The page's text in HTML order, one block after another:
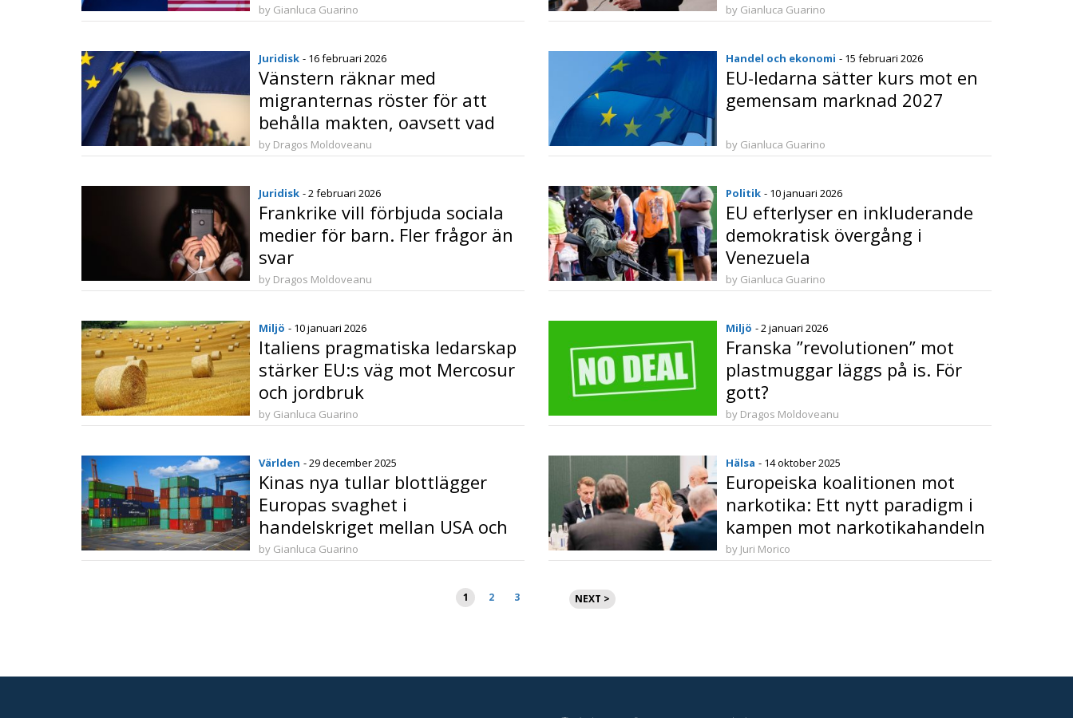
by Gianluca Guarino by Gianluca Guarino
Juridisk - 16 februari 2026
Vänstern räknar med
migranternas röster för att
behålla makten, oavsett vad
som händer
by Dragos Moldoveanu
Handel och ekonomi - 15 februari 2026
EU-ledarna sätter kurs mot en
gemensam marknad 2027
by Gianluca Guarino
Juridisk - 2 februari 2026
Frankrike vill förbjuda sociala
medier för barn. Fler frågor än
svar
by Dragos Moldoveanu
Politik - 10 januari 2026
EU efterlyser en inkluderande
demokratisk övergång i
Venezuela
by Gianluca Guarino
Miljö - 10 januari 2026
Italiens pragmatiska ledarskap
stärker EU:s väg mot Mercosur
och jordbruk
by Gianluca Guarino
Miljö - 2 januari 2026
Franska ”revolutionen” mot
plastmuggar läggs på is. För
gott?
by Dragos Moldoveanu
Världen - 29 december 2025
Kinas nya tullar blottlägger
Europas svaghet i
handelskriget mellan USA och
Kina
by Gianluca Guarino
Hälsa - 14 oktober 2025
Europeiska koalitionen mot
narkotika: Ett nytt paradigm i
kampen mot narkotikahandeln
by Juri Morico
Sidnumrering
för
1 2 3 NEXT >